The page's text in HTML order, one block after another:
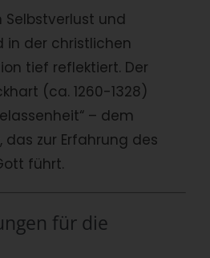
Selbstverlust und
in der christlichen
tief reflektiert. Der
(ca. 1260-1328)
– dem
das zur Erfahrung des
führt.
für die